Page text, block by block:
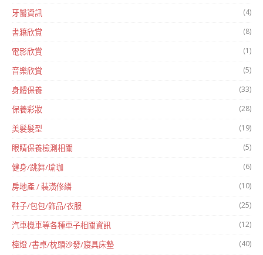
牙醫資訊 (4)
書籍欣賞 (8)
電影欣賞 (1)
音樂欣賞 (5)
身體保養 (33)
保養彩妝 (28)
美髮髮型 (19)
眼睛保養檢測相關 (5)
健身/跳舞/瑜珈 (6)
房地產 / 裝潢修繕 (10)
鞋子/包包/飾品/衣服 (25)
汽車機車等各種車子相關資訊 (12)
檯燈 /書桌/枕頭沙發/寢具床墊 (40)